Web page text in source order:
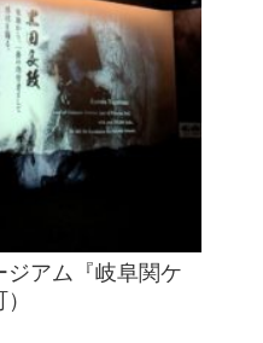
アム『岐阜関ケ